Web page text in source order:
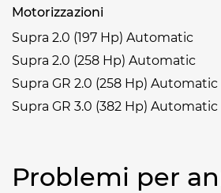
Motorizzazioni
Supra 2.0 (197 Hp) Automatic
Supra 2.0 (258 Hp) Automatic
Supra GR 2.0 (258 Hp) Automatic
Supra GR 3.0 (382 Hp) Automatic
Problemi per